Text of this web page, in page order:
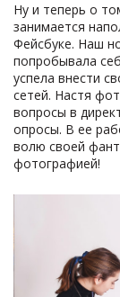
Ну и теперь о
занимается
Фейсбуке. Наш
попробывала
успела внести
сетей. Настя
вопросы в
опросы. В ее
волю своей
фотографией!